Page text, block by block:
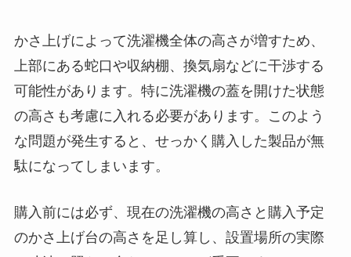
かさ上げによって洗濯機全体の高さが増すため、
上部にある蛇口や収納棚、換気扇などに干渉する
可能性があります。特に洗濯機の蓋を開けた状態
の高さも考慮に入れる必要があります。このよう
な問題が発生すると、せっかく購入した製品が無
駄になってしまいます。
購入前には必ず、現在の洗濯機の高さと購入予定
のかさ上げ台の高さを足し算し、設置場所の実際